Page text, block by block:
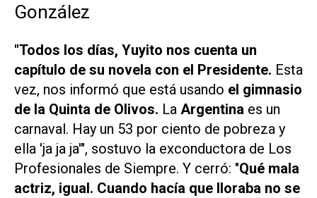
González
"Todos los días, Yuyito nos cuenta un
capítulo de su novela con el Presidente. Esta
vez, nos informó que está usando el gimnasio
de la Quinta de Olivos. La Argentina es un
carnaval. Hay un 53 por ciento de pobreza y
ella 'ja ja ja'", sostuvo la exconductora de Los
Profesionales de Siempre. Y cerró: "Qué mala
actriz, igual. Cuando hacía que lloraba no se